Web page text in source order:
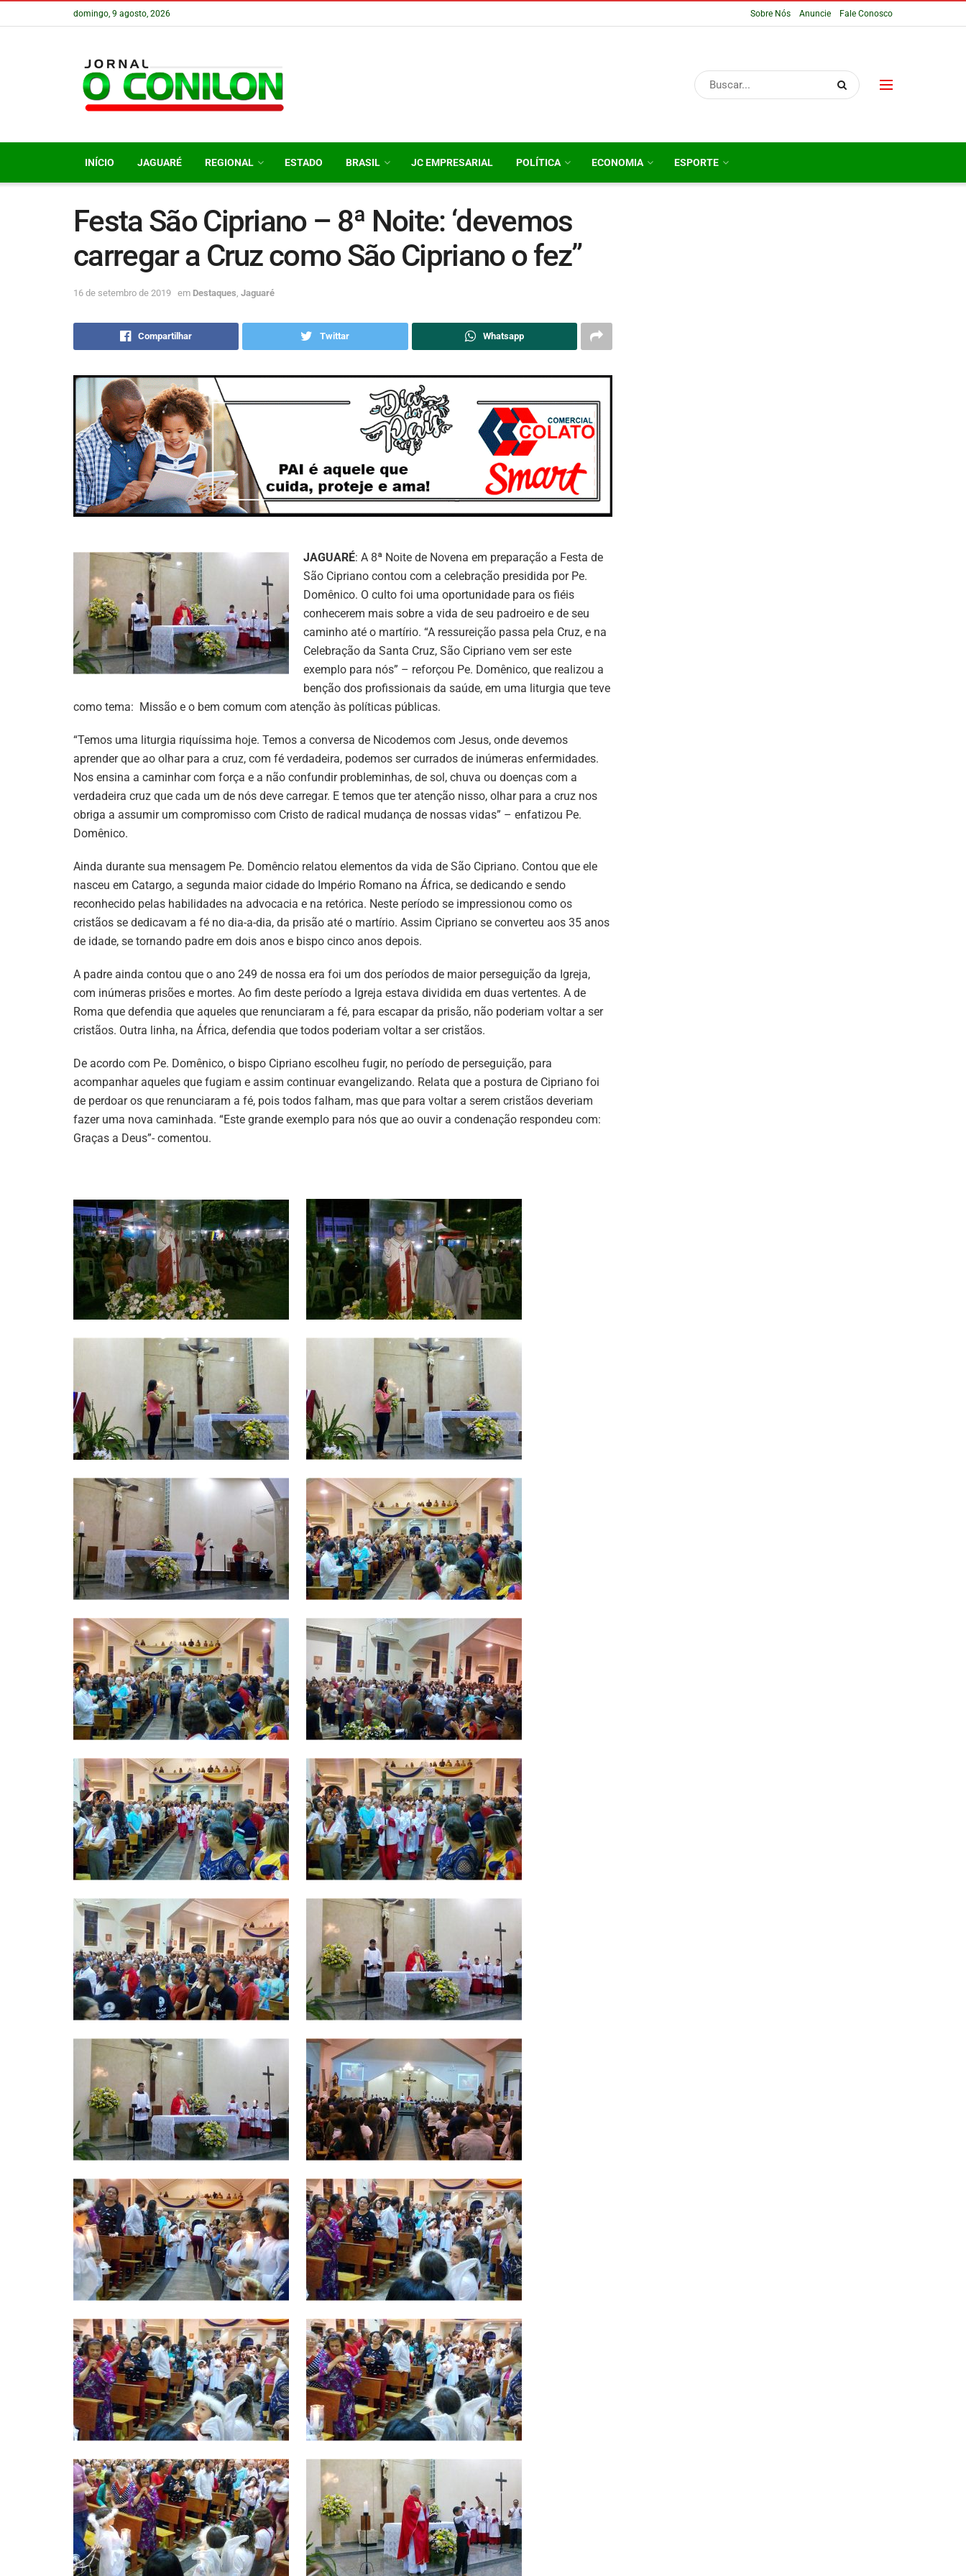
domingo, 9 agosto, 2026 Sobre Nós Anuncie Fale Conosco
INÍCIO JAGUARÉ REGIONAL ESTADO BRASIL JC EMPRESARIAL POLÍTICA ECONOMIA ESPORTE
Festa São Cipriano – 8ª Noite: ‘devemos
carregar a Cruz como São Cipriano o fez”
16 de setembro de 2019 em Destaques Jaguaré
Compartilhar Twittar Whatsapp
JAGUARÉ: A 8ª Noite de Novena em preparação a Festa de
São Cipriano contou com a celebração presidida por Pe.
Domênico. O culto foi uma oportunidade para os fiéis
conhecerem mais sobre a vida de seu padroeiro e de seu
caminho até o martírio. “A ressureição passa pela Cruz, e na
Celebração da Santa Cruz, São Cipriano vem ser este
exemplo para nós” – reforçou Pe. Domênico, que realizou a
benção dos profissionais da saúde, em uma liturgia que teve
como tema: Missão e o bem comum com atenção às políticas públicas.
“Temos uma liturgia riquíssima hoje. Temos a conversa de Nicodemos com Jesus, onde devemos
aprender que ao olhar para a cruz, com fé verdadeira, podemos ser currados de inúmeras enfermidades.
Nos ensina a caminhar com força e a não confundir probleminhas, de sol, chuva ou doenças com a
verdadeira cruz que cada um de nós deve carregar. E temos que ter atenção nisso, olhar para a cruz nos
obriga a assumir um compromisso com Cristo de radical mudança de nossas vidas” – enfatizou Pe.
Domênico.
Ainda durante sua mensagem Pe. Domêncio relatou elementos da vida de São Cipriano. Contou que ele
nasceu em Catargo, a segunda maior cidade do Império Romano na África, se dedicando e sendo
reconhecido pelas habilidades na advocacia e na retórica. Neste período se impressionou como os
cristãos se dedicavam a fé no dia-a-dia, da prisão até o martírio. Assim Cipriano se converteu aos 35 anos
de idade, se tornando padre em dois anos e bispo cinco anos depois.
A padre ainda contou que o ano 249 de nossa era foi um dos períodos de maior perseguição da Igreja,
com inúmeras prisões e mortes. Ao fim deste período a Igreja estava dividida em duas vertentes. A de
Roma que defendia que aqueles que renunciaram a fé, para escapar da prisão, não poderiam voltar a ser
cristãos. Outra linha, na África, defendia que todos poderiam voltar a ser cristãos.
De acordo com Pe. Domênico, o bispo Cipriano escolheu fugir, no período de perseguição, para
acompanhar aqueles que fugiam e assim continuar evangelizando. Relata que a postura de Cipriano foi
de perdoar os que renunciaram a fé, pois todos falham, mas que para voltar a serem cristãos deveriam
fazer uma nova caminhada. “Este grande exemplo para nós que ao ouvir a condenação respondeu com:
Graças a Deus”- comentou.